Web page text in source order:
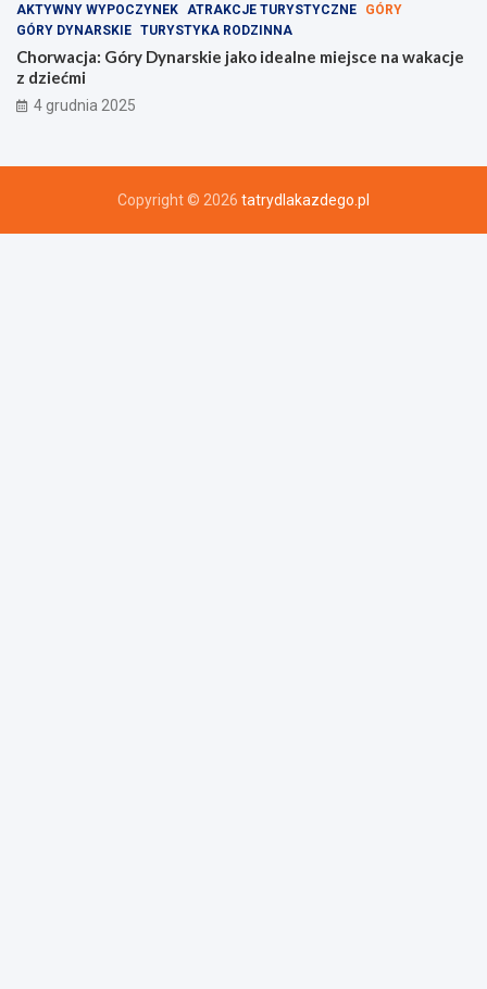
AKTYWNY WYPOCZYNEK ATRAKCJE TURYSTYCZNE
GÓRY
GÓRY DYNARSKIE TURYSTYKA RODZINNA
Chorwacja: Góry Dynarskie jako idealne miejsce na wakacje
z dziećmi
4 grudnia 2025
Copyright © 2026 tatrydlakazdego.pl